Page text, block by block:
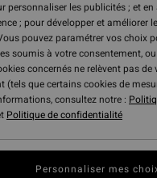
personnaliser les publicités ; et
; pour développer et améliorer
pouvez paramétrer vos choix
soumis à votre consentement,
concernés ne relèvent pas de
(tels que certains cookies de
consultez notre :
Politique de confidentialité
Personnaliser mes